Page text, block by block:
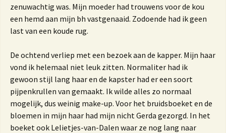
zenuwachtig was. Mijn moeder had trouwens voor de kou
een hemd aan mijn bh vastgenaaid. Zodoende had ik geen
last van een koude rug.
De ochtend verliep met een bezoek aan de kapper. Mijn haar
vond ik helemaal niet leuk zitten. Normaliter had ik
gewoon stijl lang haar en de kapster had er een soort
pijpenkrullen van gemaakt. Ik wilde alles zo normaal
mogelijk, dus weinig make-up. Voor het bruidsboeket en de
bloemen in mijn haar had mijn nicht Gerda gezorgd. In het
boeket ook Lelietjes-van-Dalen waar ze nog lang naar